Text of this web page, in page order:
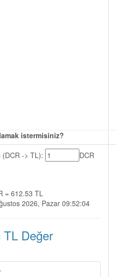
istermisiniz?
-> TL):
DCR
= 612.53 TL
2026, Pazar 09:52:04
Değer